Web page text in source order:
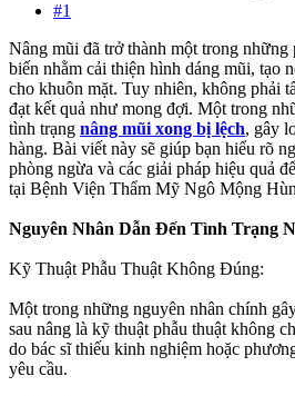
#1
Nâng mũi đã trở thành một trong
biến nhằm cải thiện hình dáng mũi, tạo
cho khuôn mặt. Tuy nhiên, không phải
đạt kết quả như mong đợi. Một trong
tình trạng nâng mũi xong bị lệch, gây
hàng. Bài viết này sẽ giúp bạn hiểu rõ
phòng ngừa và các giải pháp hiệu quả
tại Bệnh Viện Thẩm Mỹ Ngô Mộng
Nguyên Nhân Dẫn Đến Tình Trạng
Kỹ Thuật Phẫu Thuật Không Đúng:
Một trong những nguyên nhân chính
sau nâng là kỹ thuật phẫu thuật không
do bác sĩ thiếu kinh nghiệm hoặc
yêu cầu.